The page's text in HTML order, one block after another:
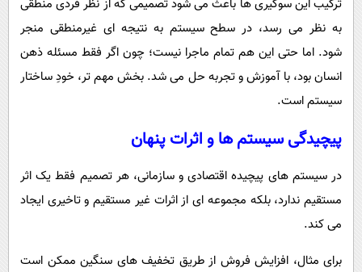
ترکیب این سوگیری ها باعث می شود تصمیمی که از نظر فردی منطقی
به نظر می رسد، در سطح سیستم به نتیجه ای غیرمنطقی منجر
شود. اما حتی این هم تمام ماجرا نیست؛ چون اگر فقط مسئله ذهن
انسان بود، با آموزش و تجربه حل می شد. بخش مهم تر، خودِ ساختار
سیستم است.
پیچیدگی سیستم ها و اثرات پنهان
در سیستم های پیچیده اقتصادی و سازمانی، هر تصمیم فقط یک اثر
مستقیم ندارد، بلکه مجموعه ای از اثرات غیر مستقیم و تاخیری ایجاد
می کند.
برای مثال، افزایش فروش از طریق تخفیف های سنگین ممکن است